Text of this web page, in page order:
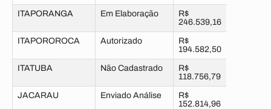
ITAPORANGA Em Elaboração
R$
246.539,16
ITAPOROROCA Autorizado
R$
194.582,50
ITATUBA Não Cadastrado
R$
118.756,79
JACARAU Enviado Análise
R$
152.814,96